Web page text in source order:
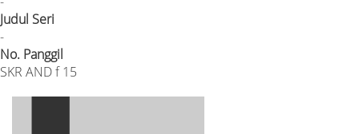
Judul Seri
-
No. Panggil
SKR AND f 15